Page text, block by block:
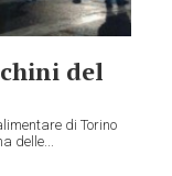
del
di Torino
delle...